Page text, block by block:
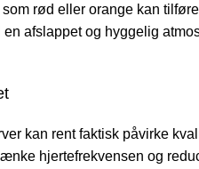
rød eller orange kan
afslappet og hyggelig
kan rent faktisk påvirke
hjertefrekvensen og